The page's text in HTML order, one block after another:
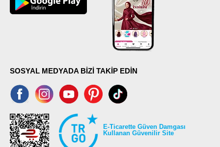
SOSYAL MEDYADA BİZİ TAKİP EDİN
E-Ticarette Güven Damgası
Kullanan Güvenilir Site